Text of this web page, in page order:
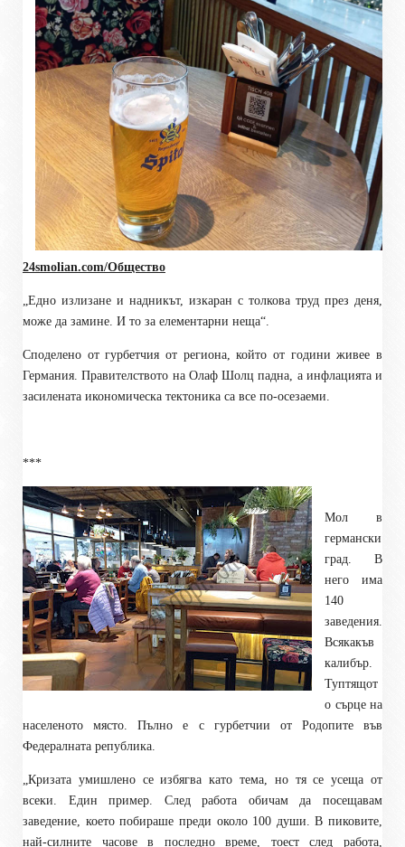
24smolian.com/Общество
„Едно излизане и надникът, изкаран с толкова труд през деня,
може да замине. И то за елементарни неща“.
Споделено от гурбетчия от региона, който от години живее в
Германия. Правителството на Олаф Шолц падна, а инфлацията и
засилената икономическа тектоника са все по-осезаеми.
***
Мол в
германски
град. В
него има
140
заведения.
Всякакъв
калибър.
Туптящот
о сърце на
населеното място. Пълно е с гурбетчии от Родопите във
Федералната република.
„Кризата умишлено се избягва като тема, но тя се усеща от
всеки. Един пример. След работа обичам да посещавам
заведение, което побираше преди около 100 души. В пиковите,
най-силните часове в последно време, тоест след работа,